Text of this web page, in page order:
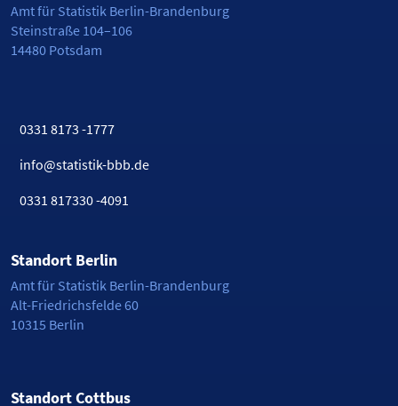
Amt für Statistik Berlin-Brandenburg
Steinstraße 104–106
14480 Potsdam
0331 8173 -1777
info@statistik-bbb.de
0331 817330 -4091
Standort Berlin
Amt für Statistik Berlin-Brandenburg
Alt-Friedrichsfelde 60
10315 Berlin
Standort Cottbus